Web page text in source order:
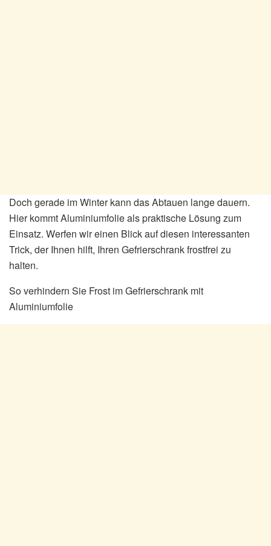
Doch gerade im Winter kann das Abtauen lange dauern.
Hier kommt Aluminiumfolie als praktische Lösung zum
Einsatz. Werfen wir einen Blick auf diesen interessanten
Trick, der Ihnen hilft, Ihren Gefrierschrank frostfrei zu
halten.
So verhindern Sie Frost im Gefrierschrank mit
Aluminiumfolie